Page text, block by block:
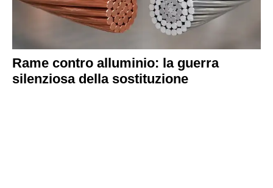
Rame contro alluminio: la guerra
silenziosa della sostituzione